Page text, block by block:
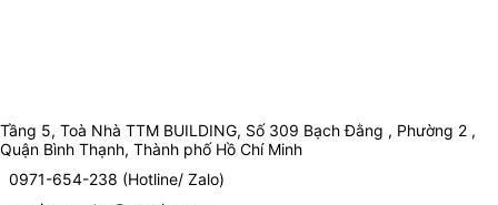
Tầng 5, Toà Nhà TTM BUILDING, Số 309 Bạch Đằng , Phường 2 ,
Quận Bình Thạnh, Thành phố Hồ Chí Minh
0971-654-238 (Hotline/ Zalo)